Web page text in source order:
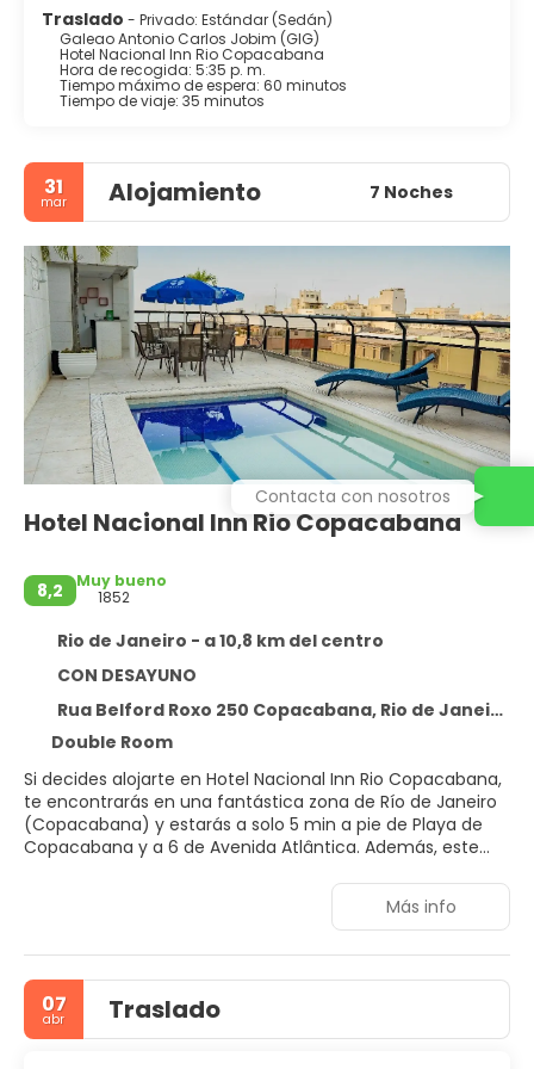
Traslado - Privado: Estándar (Sedán)
Galeao Antonio Carlos Jobim (GIG)
Hotel Nacional Inn Rio Copacabana
Hora de recogida: 5:35 p. m.
Tiempo máximo de espera: 60 minutos
Tiempo de viaje: 35 minutos
31
mar Alojamiento 7 Noches
Hotel Nacional Inn Rio Copacabana
8,2
Muy bueno
1852
Rio de Janeiro - a 10,8 km del centro
CON DESAYUNO
Rua Belford Roxo 250 Copacabana, Rio de Janeiro 22020-010
Double Room
Si decides alojarte en Hotel Nacional Inn Rio Copacabana,
te encontrarás en una fantástica zona de Río de Janeiro
(Copacabana) y estarás a solo 5 min a pie de Playa de
Copacabana y a 6 de Avenida Atlântica. Además, este
No te pierdas instalaciones recreativas como una piscina
al aire libre o sauna: ¡lo pasarás en grande! Otros servicios
de este hotel incluyen conexión a Internet wifi gratis,
servicios de conserjería y una televisión en la zona
común.
Más info
07
abr Traslado
Contacta con nosotros